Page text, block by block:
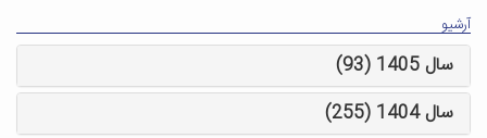
آرشیو
سال 1405 (93)
سال 1404 (255)